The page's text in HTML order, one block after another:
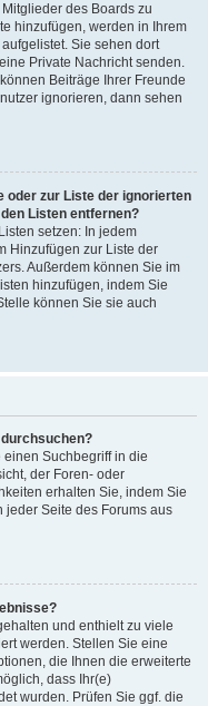
des Boards zu
hinzufügen, werden in Ihrem
Sie sehen dort
Private Nachricht senden.
Beiträge Ihrer Freunde
ignorieren, dann sehen
oder zur Liste der ignorierten
Listen entfernen?
setzen: In jedem
Hinzufügen zur Liste der
Außerdem können Sie im
hinzufügen, indem Sie
können Sie sie auch
Suchbegriff in die
der Foren- oder
erhalten Sie, indem Sie
jeder Seite des Forums aus
und enthielt zu viele
werden. Stellen Sie eine
die Ihnen die erweiterte
dass Ihr(e)
wurden. Prüfen Sie ggf. die